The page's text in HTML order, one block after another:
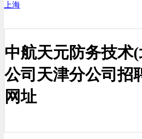
上海
中航天元防务技术
公司天津分公司招
网址